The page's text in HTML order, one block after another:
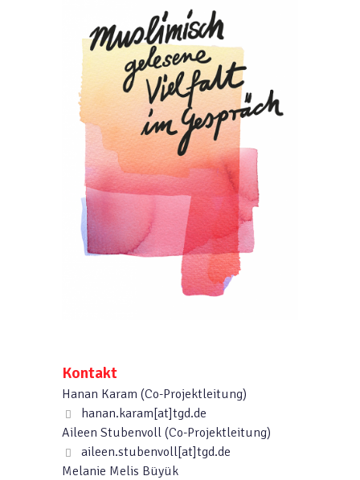
Kontakt
Hanan Karam (Co-Projektleitung)
hanan.karam[at]tgd.de
Aileen Stubenvoll (Co-Projektleitung)
aileen.stubenvoll[at]tgd.de
Melanie Melis Büyük